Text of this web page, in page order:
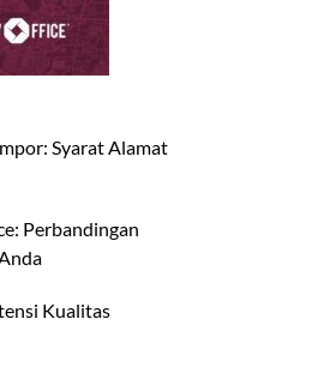
Syarat Alamat
Perbandingan
Kualitas